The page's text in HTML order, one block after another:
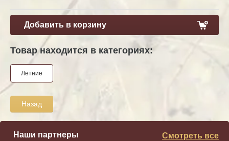
Добавить в корзину
Товар находится в категориях:
Летние
Назад
Наши партнеры Смотреть все